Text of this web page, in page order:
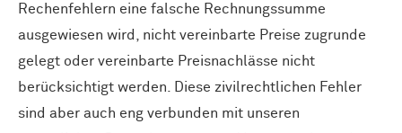
Rechenfehlern eine falsche Rechnungssumme
ausgewiesen wird, nicht vereinbarte Preise zugrunde
gelegt oder vereinbarte Preisnachlässe nicht
berücksichtigt werden. Diese zivilrechtlichen Fehler
sind aber auch eng verbunden mit unseren